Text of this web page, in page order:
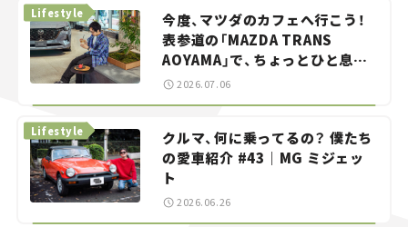
今度、マツダのカフェへ行こう！
表参道の「MAZDA TRANS
AOYAMA」で、ちょっとひと息。
——連載｜CCGとクルマでどうす
Lifestyle
2026.07.06
クルマ、何に乗ってるの？ 僕たち
の愛車紹介 #43｜MG ミジェッ
ト
Lifestyle
2026.06.26